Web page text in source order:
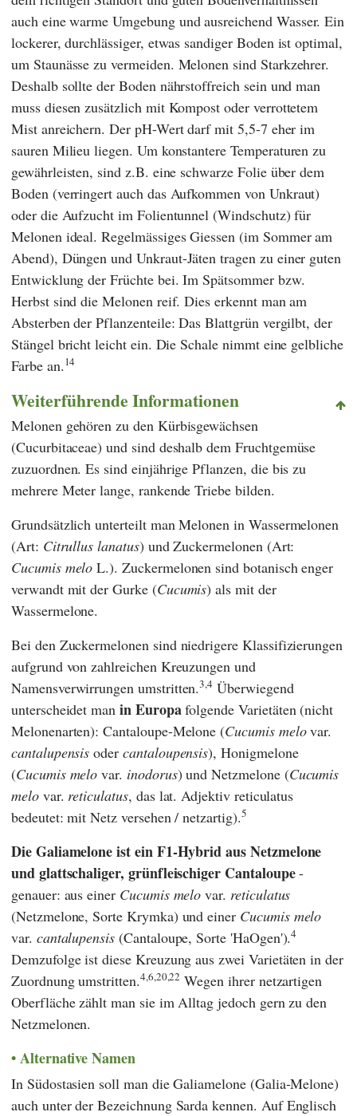
auch eine warme Umgebung und ausreichend Wasser. Ein
lockerer, durchlässiger, etwas sandiger Boden ist optimal,
um Staunässe zu vermeiden. Melonen sind Starkzehrer.
Deshalb sollte der Boden nährstoffreich sein und man
muss diesen zusätzlich mit Kompost oder verrottetem
Mist anreichern. Der pH-Wert darf mit 5,5-7 eher im
sauren Milieu liegen. Um konstantere Temperaturen zu
gewährleisten, sind z.B. eine schwarze Folie über dem
Boden (verringert auch das Aufkommen von Unkraut)
oder die Aufzucht im Folientunnel (Windschutz) für
Melonen ideal. Regelmässiges Giessen (im Sommer am
Abend), Düngen und Unkraut-Jäten tragen zu einer guten
Entwicklung der Früchte bei. Im Spätsommer bzw.
Herbst sind die Melonen reif. Dies erkennt man am
Absterben der Pflanzenteile: Das Blattgrün vergilbt, der
Stängel bricht leicht ein. Die Schale nimmt eine gelbliche
Farbe an.14
Weiterführende Informationen
Melonen gehören zu den Kürbisgewächsen
(Cucurbitaceae) und sind deshalb dem Fruchtgemüse
zuzuordnen. Es sind einjährige Pflanzen, die bis zu
mehrere Meter lange, rankende Triebe bilden.
Grundsätzlich unterteilt man Melonen in Wassermelonen
(Art: Citrullus lanatus) und Zuckermelonen (Art:
Cucumis meloL.). Zuckermelonen sind botanisch enger
verwandt mit der Gurke (Cucumis) als mit der
Wassermelone.
Bei den Zuckermelonen sind niedrigere Klassifizierungen
aufgrund von zahlreichen Kreuzungen und
Namensverwirrungen umstritten.3,4 Überwiegend
unterscheidet manin Europafolgende Varietäten (nicht
Melonenarten): Cantaloupe-Melone (Cucumis melovar.
cantalupensisoder cantaloupensis), Honigmelone
(Cucumis melo var. inodorus) und Netzmelone (Cucumis
melo var. reticulatus, das lat. Adjektiv reticulatus
bedeutet: mit Netz versehen / netzartig).5
Die Galiamelone ist ein F1-Hybrid aus Netzmelone
und glattschaliger, grünfleischiger Cantaloupe-
genauer: aus einer Cucumis melovar. reticulatus
(Netzmelone, Sorte Krymka) und einer Cucumis melo
var. cantalupensis (Cantaloupe, Sorte 'HaOgen').4
Demzufolge ist diese Kreuzung aus zwei Varietäten in der
Zuordnung umstritten.4,6,20,22 Wegen ihrer netzartigen
Oberfläche zählt man sie im Alltag jedoch gern zu den
Netzmelonen.
Alternative Namen
In Südostasien soll man die Galiamelone (Galia-Melone)
auch unter der Bezeichnung Sarda kennen. Auf Englisch